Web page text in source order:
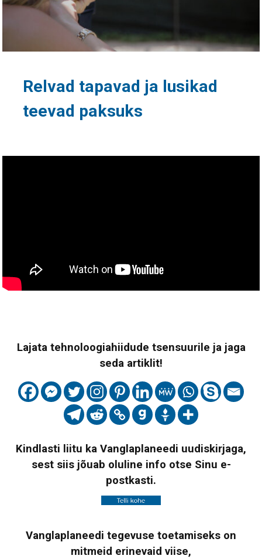
Relvad tapavad ja lusikad
teevad paksuks
Lajata tehnoloogiahiidude tsensuurile ja jaga
seda artiklit!
Kindlasti liitu ka Vanglaplaneedi uudiskirjaga,
sest siis jõuab oluline info otse Sinu e-
postkasti.
Vanglaplaneedi tegevuse toetamiseks on
mitmeid erinevaid viise,